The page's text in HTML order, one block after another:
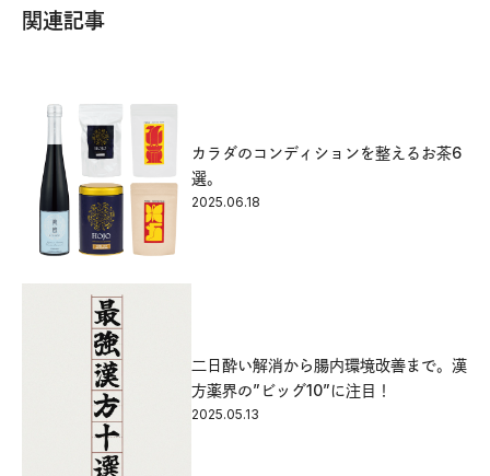
関連記事
カラダのコンディションを整えるお茶6
選。
2025.06.18
二日酔い解消から腸内環境改善まで。漢
方薬界の”ビッグ10”に注目！
2025.05.13